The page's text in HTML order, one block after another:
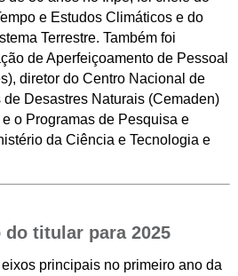
e Estudos Climáticos e do
Terrestre. Também foi
de Aperfeiçoamento de Pessoal
diretor do Centro Nacional de
de Desastres Naturais (Cemaden)
o Programas de Pesquisa e
da Ciência e Tecnologia e
do titular para 2025
principais no primeiro ano da